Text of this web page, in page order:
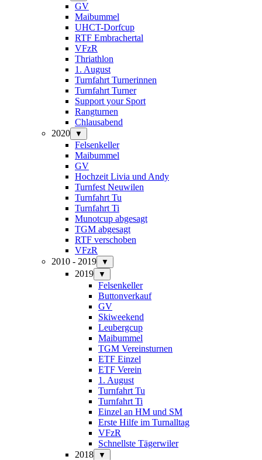
GV
Maibummel
UHCT-Dorfcup
RTF Embrachertal
VFzR
Thriathlon
1. August
Turnfahrt Turnerinnen
Turnfahrt Turner
Support your Sport
Rangturnen
Chlausabend
2020
▼
Felsenkeller
Maibummel
GV
Hochzeit Livia und Andy
Turnfest Neuwilen
Turnfahrt Tu
Turnfahrt Ti
Munotcup abgesagt
TGM abgesagt
RTF verschoben
VFzR
2010 - 2019
▼
2019 ▼
Felsenkeller
Buttonverkauf
GV
Skiweekend
Leubergcup
Maibummel
TGM Vereinsturnen
ETF Einzel
ETF Verein
1. August
Turnfahrt Tu
Turnfahrt Ti
Einzel an HM und SM
Erste Hilfe im Turnalltag
VFzR
Schnellste Tägerwiler
2018
▼